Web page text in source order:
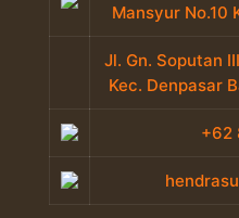
Mansyur No.10
Jl. Gn. Soputan
Kec. Denpasar
+62